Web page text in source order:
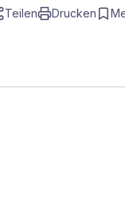
Teilen Drucken